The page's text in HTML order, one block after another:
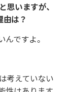
いますが、
は？
ですよ。
考えていない